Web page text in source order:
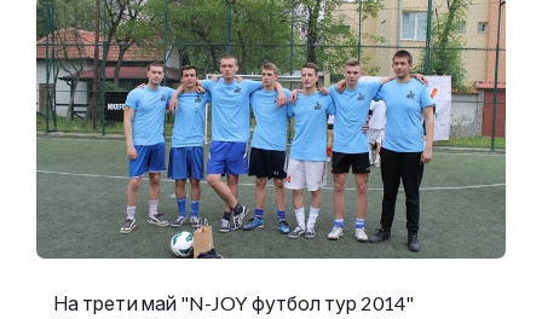
На трети май "N-JOY футбол тур 2014"